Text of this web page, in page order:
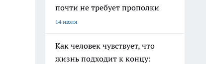
почти не требует прополки
14 июля
Как человек чувствует, что
жизнь подходит к концу: